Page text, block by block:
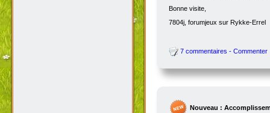
Bonne visite,
7804j, forumjeux sur Rykke-Errel
7 commentaires - Commenter
Nouveau :